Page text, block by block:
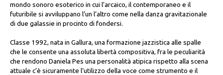
mondo sonoro esoterico in cui l’arcaico, il contemporaneo e il
futuribile si avviluppano l’un l’altro come nella danza gravitazionale
di due galassie in procinto di fondersi.
Classe 1992, nata in Gallura, una formazione jazzistica alle spalle
che le consente una assoluta libertà compositiva, fra le peculiarità
che rendono Daniela Pes una personalità atipica rispetto alla scena
attuale c’è sicuramente l’utilizzo della voce come strumento e il